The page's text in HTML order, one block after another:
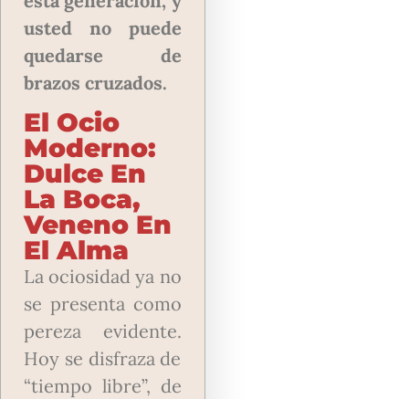
usted no puede
quedarse de
brazos cruzados.
El Ocio
Moderno:
Dulce En
La Boca,
Veneno En
El Alma
La ociosidad ya no
se presenta como
pereza evidente.
Hoy se disfraza de
“tiempo libre”, de